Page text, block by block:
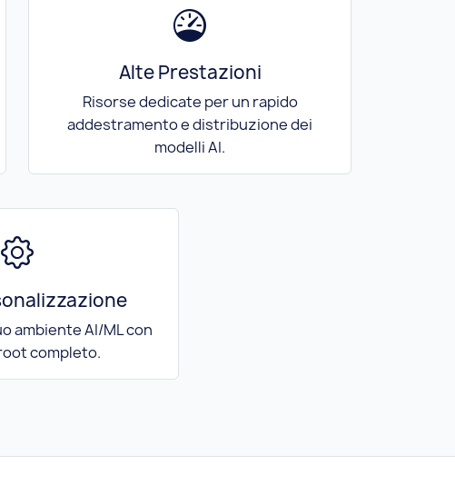
Alte Prestazioni
Risorse dedicate per un rapido
addestramento e distribuzione dei
modelli AI.
ambiente AI/ML con
completo.